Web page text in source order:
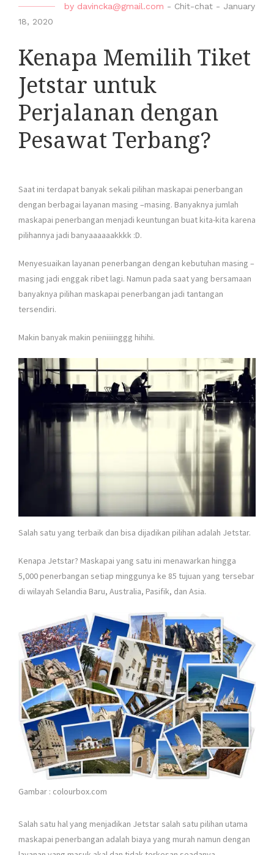
by davincka@gmail.com - Chit-chat - January
18, 2020
Kenapa Memilih Tiket
Jetstar untuk
Perjalanan dengan
Pesawat Terbang?
Saat ini terdapat banyak sekali pilihan maskapai penerbangan
dengan berbagai layanan masing –masing. Banyaknya jumlah
maskapai penerbangan menjadi keuntungan buat kita-kita karena
pilihannya jadi banyaaaaaakkkk :D.
Menyesuaikan layanan penerbangan dengan kebutuhan masing –
masing jadi enggak ribet lagi. Namun pada saat yang bersamaan
banyaknya pilihan maskapai penerbangan jadi tantangan
tersendiri.
Makin banyak makin peniiiinggg hihihi.
Salah satu yang terbaik dan bisa dijadikan pilihan adalah Jetstar.
Kenapa Jetstar? Maskapai yang satu ini menawarkan hingga
5,000 penerbangan setiap minggunya ke 85 tujuan yang tersebar
di wilayah Selandia Baru, Australia, Pasifik, dan Asia.
Gambar : colourbox.com
Salah satu hal yang menjadikan Jetstar salah satu pilihan utama
maskapai penerbangan adalah biaya yang murah namun dengan